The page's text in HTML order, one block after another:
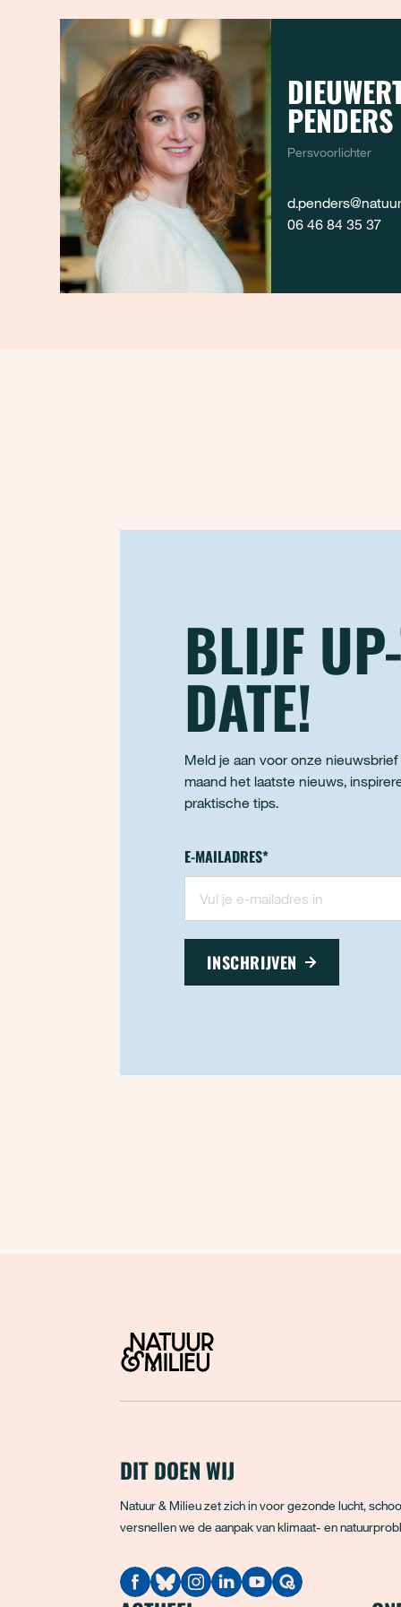
PENDERS
Persvoorlichter
06 46 84 35 37
BLIJF
DATE!
Meld je aan voor onze
maand het laatste nieuws,
praktische tips.
Nieuwsbrief - footer
" geeft vereiste velden aan
E-MAILADRES*
INSCHRIJVEN
DIT DOEN WIJ
Natuur & Milieu zet zich in voor gezonde lucht,
versnellen we de aanpak van klimaat- en
Quodari